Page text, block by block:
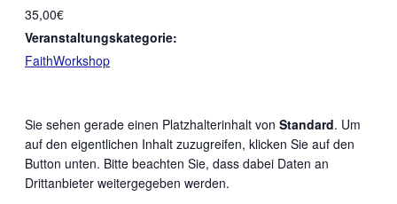
35,00€
Veranstaltungskategorie:
FaithWorkshop
Sie sehen gerade einen Platzhalterinhalt von Standard. Um
auf den eigentlichen Inhalt zuzugreifen, klicken Sie auf den
Button unten. Bitte beachten Sie, dass dabei Daten an
Drittanbieter weitergegeben werden.